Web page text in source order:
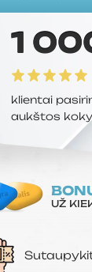
1
klientai
aukštos
UŽ